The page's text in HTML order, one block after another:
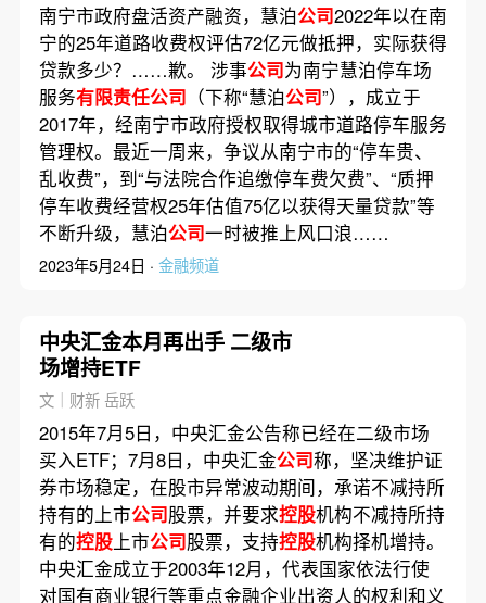
南宁市政府盘活资产融资，慧泊公司2022年以在南
宁的25年道路收费权评估72亿元做抵押，实际获得
贷款多少？……歉。 涉事公司为南宁慧泊停车场
服务有限责任公司 （下称“慧泊公司”），成立于
2017年，经南宁市政府授权取得城市道路停车服务
管理权。最近一周来，争议从南宁市的“停车贵、
乱收费”，到“与法院合作追缴停车费欠费”、“质押
停车收费经营权25年估值75亿以获得天量贷款”等
不断升级，慧泊公司一时被推上风口浪……
2023年5月24日 · 金融频道
中央汇金本月再出手 二级市
场增持ETF
文｜财新 岳跃
2015年7月5日，中央汇金公告称已经在二级市场
买入ETF；7月8日，中央汇金公司称，坚决维护证
券市场稳定，在股市异常波动期间，承诺不减持所
持有的上市公司股票，并要求控股机构不减持所持
有的控股上市公司股票，支持控股机构择机增持。
中央汇金成立于2003年12月，代表国家依法行使
对国有商业银行等重点金融企业出资人的权利和义